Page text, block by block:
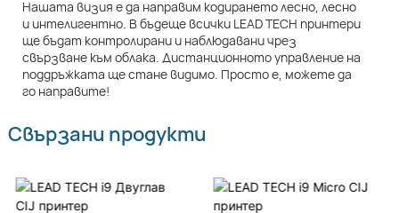
Нашата визия е да направим кодирането лесно, лесно
и интелигентно. В бъдеще всички LEAD TECH принтери
ще бъдат контролирани и наблюдавани чрез
свързване към облака. Дистанционното управление на
поддръжката ще стане видимо. Просто е, можете да
го направите!
Свързани продукти